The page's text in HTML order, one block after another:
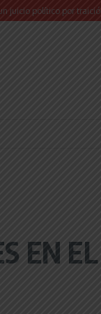
por traición a la Patria
EN EL